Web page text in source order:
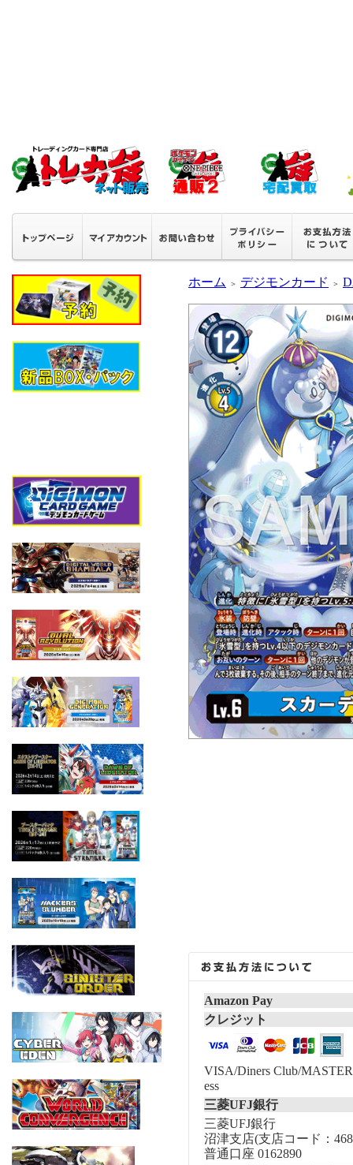
ホーム ＞ デジモンカード ＞
Amazon Pay
クレジット
VISA/Diners Club/
ess
三菱UFJ銀行
三菱UFJ銀行
沼津支店(支店コード：
普通口座 0162890